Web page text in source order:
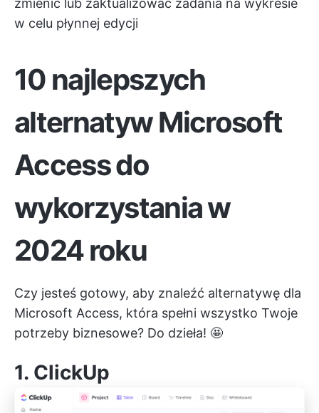
w celu płynnej edycji
10 najlepszych
alternatyw Microsoft
Access do
wykorzystania w
2024 roku
Czy jesteś gotowy, aby znaleźć alternatywę dla
Microsoft Access, która spełni wszystko Twoje
potrzeby biznesowe? Do dzieła! 🤩
1. ClickUp